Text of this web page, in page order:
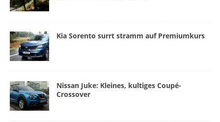
Kia Sorento surrt stramm auf Premiumkurs
Nissan Juke: Kleines, kultiges Coupé-
Crossover